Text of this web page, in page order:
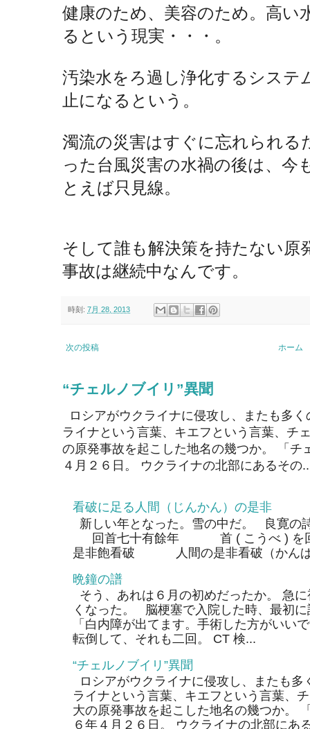
健康のため、美容のため。高い
るという現実・・・。
汚染水をろ過し浄化するシステ
止になるという。
濁流の災害はすぐに忘れられる
った台風災害の水禍の後は、今
とえば只見線。
そして誰も解決策を持たない原
事故は継続中なんです。
時刻: 7月 28, 2013
次の投稿 ホーム
“チェルノブイリ”異聞
ロシアがウクライナに侵攻し、またも多
ライナという言葉、キエフという言葉、チ
の原発事故を起こした地名の幾つか。 「チ
４月２６日。 ウクライナの北部にあるその
看破に足る人間（じんかん）の是非
新しい年となった。雪の中だ。 良寛の
回首七十有餘年 首 ( こうべ ) を回
是非飽看破 人間の是非看破（かん
晩鐘の譜
そう、あれは６月の初めだったか。 急
くなった。 脳梗塞で入院した時、最初
「白内障が出てます。手術した方がい
転倒して、それも二回。 CT 検...
“チェルノブイリ”異聞
ロシアがウクライナに侵攻し、またも
ライナという言葉、キエフという言葉、
大の原発事故を起こした地名の幾つか。
６年４月２６日。 ウクライナの北部にあ